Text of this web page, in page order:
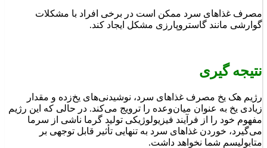
مصرف غذاهای سرد ممکن است در برخی افراد با مشکلات
گوارشی مانند گاستروپارزی مشکل ایجاد کند.
نتیجه گیری
رژیم هک یخ مصرف غذاهای سرد، نوشیدنی‌های یخ‌زده و مقدار
زیادی یخ به عنوان میان‌وعده را ترویج می‌کند. در حالی که این رژیم
مفهوم خود را از فرآیند فیزیولوژیکی تولید گرما ناشی از سرما
می‌گیرد، خوردن غذاهای سرد به تنهایی تأثیر قابل توجهی بر
متابولیسم شما نخواهد داشت.